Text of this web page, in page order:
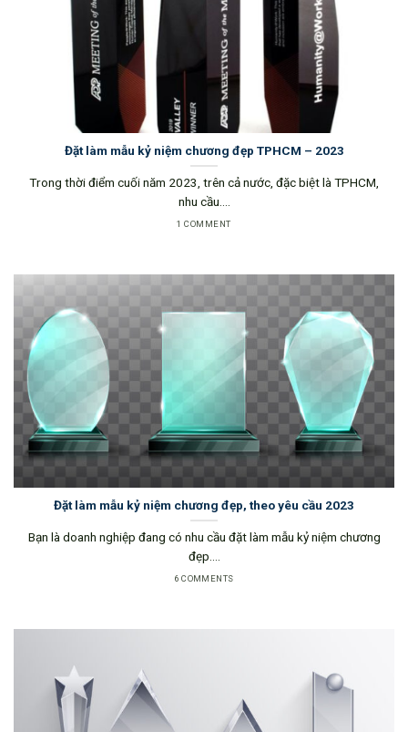
Đặt làm mẫu kỷ niệm chương đẹp TPHCM – 2023
Trong thời điểm cuối năm 2023, trên cả nước, đặc biệt là TPHCM,
nhu cầu....
1 COMMENT
Đặt làm mẫu kỷ niệm chương đẹp, theo yêu cầu 2023
Bạn là doanh nghiệp đang có nhu cầu đặt làm mẫu kỷ niệm chương
đẹp....
6 COMMENTS